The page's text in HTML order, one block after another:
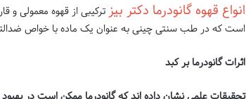
انواع قهوه گانودرما دکتر بیز ترکیبی از قهوه معمولی و
است که در طب سنتی چینی به عنوان یک ماده با خواص
اثرات گانودرما بر کبد